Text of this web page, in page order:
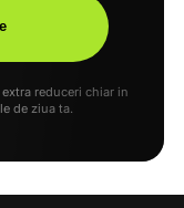
reduceri chiar in
de ziua ta.